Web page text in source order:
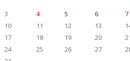
3
4 5 6 7
10
11 12 13
17
18 19 20
24
25 26 27